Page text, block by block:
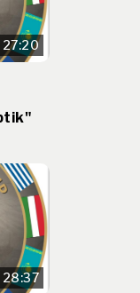
27:20
28:37